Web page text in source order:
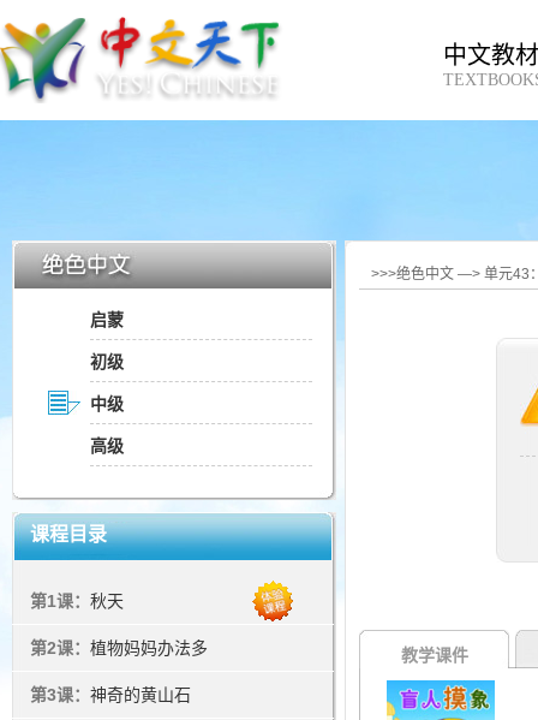
中文教
启蒙
初级
中级
高级
课程目录
第1课： 秋天
第2课： 植物妈妈办法多
第3课： 神奇的黄山石
>>>绝色中文 —> 单元43
教学课件